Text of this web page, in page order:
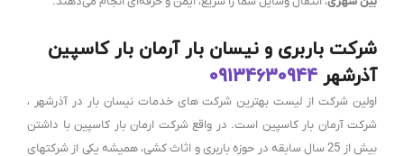
شرکت باربری و نیسان بار آرمان بار کاسپین
آذرشهر 09134630944
اولین شرکت از لیست بهترین شرکت های خدمات نیسان بار در آذرشهر ،
شرکت آرمان بار کاسپین است. در واقع شرکت ارمان بار کاسپین با داشتن
بیش از 25 سال سابقه در حوزه باربری و اثاث کشی، همیشه یکی از شرکتهای